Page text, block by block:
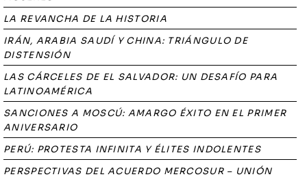
LA REVANCHA DE LA HISTORIA
IRÁN, ARABIA SAUDÍ Y CHINA: TRIÁNGULO DE
DISTENSIÓN
LAS CÁRCELES DE EL SALVADOR: UN DESAFÍO PARA
LATINOAMÉRICA
SANCIONES A MOSCÚ: AMARGO ÉXITO EN EL PRIMER
ANIVERSARIO
PERÚ: PROTESTA INFINITA Y ÉLITES INDOLENTES
PERSPECTIVAS DEL ACUERDO MERCOSUR – UNIÓN